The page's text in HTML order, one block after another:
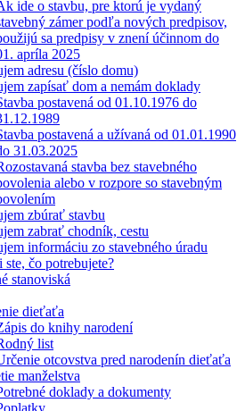
ide o stavbu, pre ktorú je vydaný
zámer podľa nových predpisov,
sa predpisy v znení účinnom do
apríla 2025
adresu (číslo domu)
zapísať dom a nemám doklady
postavená od 01.10.1976 do
postavená a užívaná od 01.01.1990
31.03.2025
stavba bez stavebného
alebo v rozpore so stavebným
zbúrať stavbu
zabrať chodník, cestu
informáciu zo stavebného úradu
ste, čo potrebujete?
stanoviská
dieťaťa
do knihy narodení
list
otcovstva pred narodenín dieťaťa
manželstva
doklady a dokumenty